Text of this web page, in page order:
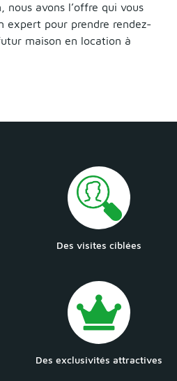
nous avons l’offre qui vous
expert pour prendre rendez-
maison en location à
Des visites ciblées
Des exclusivités attractives